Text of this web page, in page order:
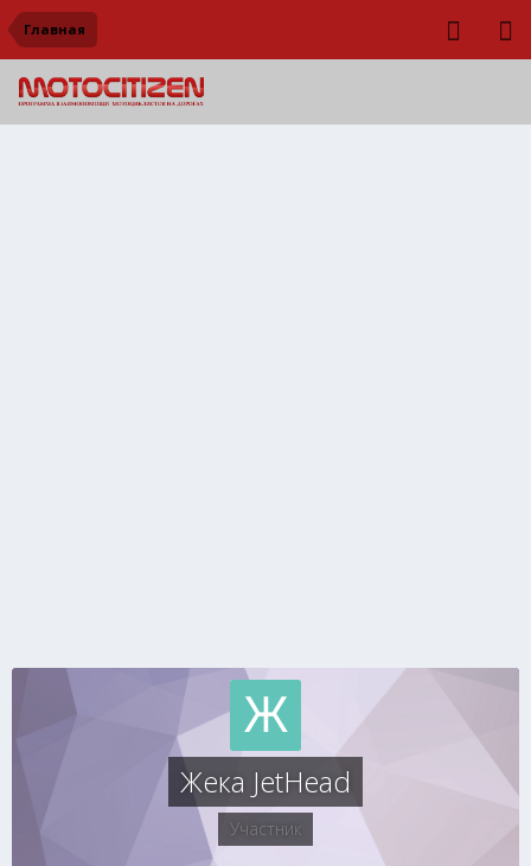
Главная
Жека JetHead
Участник